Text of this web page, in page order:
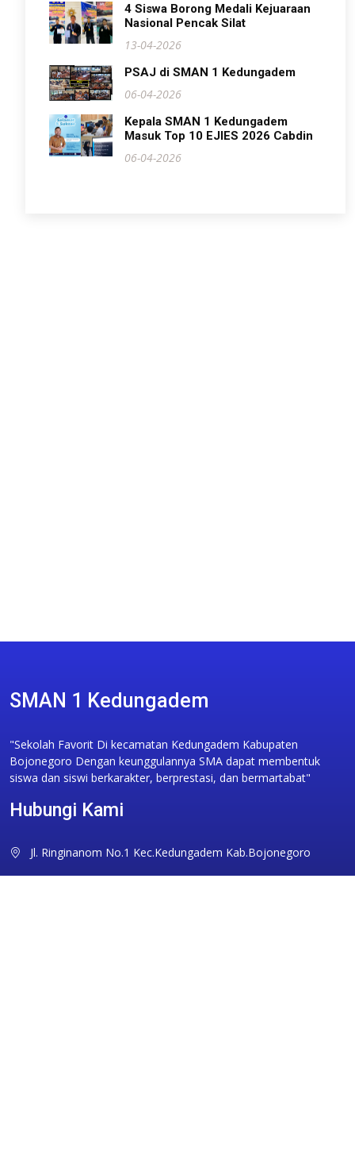
4 Siswa Borong Medali Kejuaraan
Nasional Pencak Silat
13-04-2026
PSAJ di SMAN 1 Kedungadem
06-04-2026
Kepala SMAN 1 Kedungadem
Masuk Top 10 EJIES 2026 Cabdin
06-04-2026
SMAN 1 Kedungadem
"Sekolah Favorit Di kecamatan Kedungadem Kabupaten
Bojonegoro Dengan keunggulannya SMA dapat membentuk
siswa dan siswi berkarakter, berprestasi, dan bermartabat"
Hubungi Kami
Jl. Ringinanom No.1 Kec.Kedungadem Kab.Bojonegoro